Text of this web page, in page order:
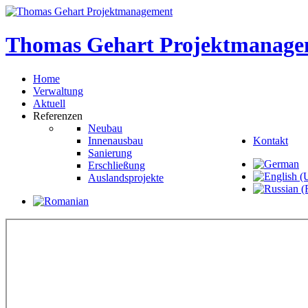
Thomas Gehart
Home
Verwaltung
Aktuell
Referenzen
Neubau
Innenausbau
Sanierung
Erschließung
Auslandsprojekte
Kontakt